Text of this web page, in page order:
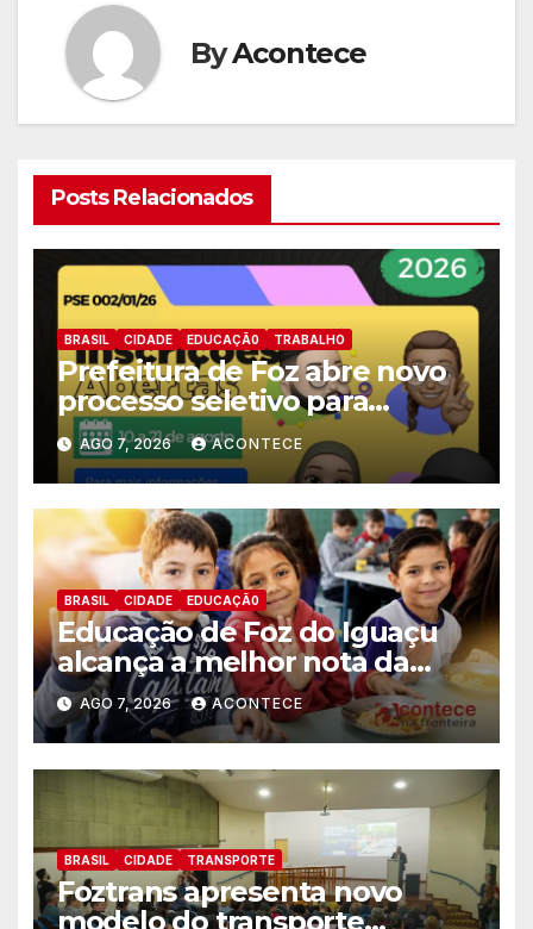
ByAcontece
Posts Relacionados
BRASIL CIDADE EDUCAÇÃ0 TRABALHO
Prefeitura de Foz abre novo
processo seletivo para
estagiários
AGO 7, 2026 ACONTECE
BRASIL CIDADE EDUCAÇÃ0
Educação de Foz do Iguaçu
alcança a melhor nota da
história no IDEB
AGO 7, 2026 ACONTECE
BRASIL CIDADE TRANSPORTE
Foztrans apresenta novo
modelo do transporte